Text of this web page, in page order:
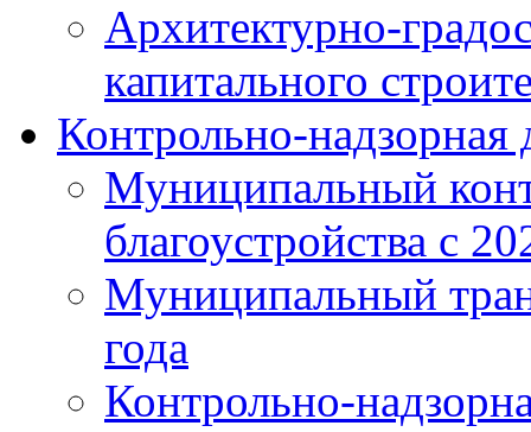
Архитектурно-
капитального
Контрольно-надзорная
Муниципальный
благоустройства с
Муниципальный
года
Контрольно-